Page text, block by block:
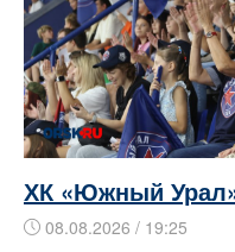
ХК «Южный
08.08.2026 / 19:25